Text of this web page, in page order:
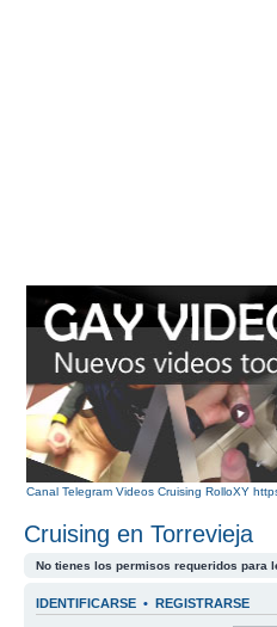
Canal Telegram Videos Cruising RolloXY
Cruising en Torrevieja
No tienes los permisos requeridos para
IDENTIFICARSE • REGISTRARSE